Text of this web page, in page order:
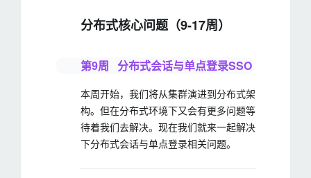
分布式核心问题（9-17周）
第9周 分布式会话与单点登录SSO
本周开始，我们将从集群演进到分布式架
构。但在分布式环境下又会有更多问题等
待着我们去解决。现在我们就来一起解决
下分布式会话与单点登录相关问题。